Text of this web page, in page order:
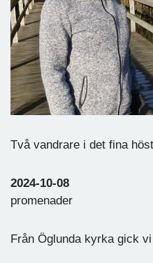
Två vandrare i det fina
2024-10-08
promenader
Från Öglunda kyrka gick